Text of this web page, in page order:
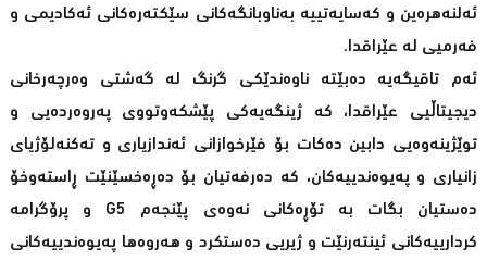
ئەلنەهرەین و کەسایەتییە بەناوبانگەکانی سێکتەرەکانی ئەکادیمی و
فەرمیی لە عێراقدا.
ئەم تاقیگەیە دەبێتە ناوەندێکی گرنگ لە گەشتی وەرچەرخانی
دیجیتاڵیی عێراقدا، کە ژینگەیەکی پێشکەوتووی پەروەردەیی و
توێژینەوەیی دابین دەکات بۆ فێرخوازانی ئەندازیاری و تەکنەلۆژیای
زانیاری و پەیوەندییەکان، کە دەرفەتیان بۆ دەڕەخسێنێت ڕاستەوخۆ
دەستیان بگات بە تۆڕەکانی نەوەی پێنجەم G5 و پرۆگرامە
کردارییەکانی ئینتەرنێت و ژیریی دەستکرد و هەروەها پەیوەندییەکانی